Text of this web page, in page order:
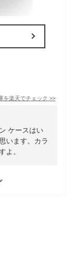
を楽天でチェック >>
ケースはい
います。カラ
よ。